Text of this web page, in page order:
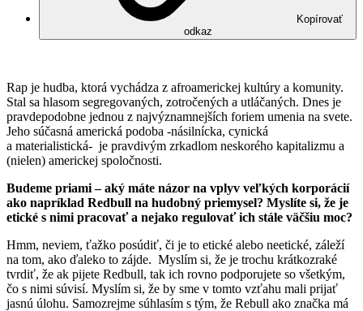
Kopírovať
odkaz
Rap je hudba, ktorá vychádza z afroamerickej kultúry a komunity.
Stal sa hlasom segregovaných, zotročených a utláčaných. Dnes je
pravdepodobne jednou z najvýznamnejších foriem umenia na svete.
Jeho súčasná americká podoba -násilnícka, cynická
a materialistická- je pravdivým zrkadlom neskorého kapitalizmu a
(nielen) americkej spoločnosti.
Budeme priami – aký máte názor na vplyv veľkých korporácií
ako napríklad Redbull na hudobný priemysel? Myslíte si, že je
etické s nimi pracovať a nejako regulovať ich stále väčšiu moc?
Hmm, neviem, ťažko posúdiť, či je to etické alebo neetické, záleží
na tom, ako ďaleko to zájde. Myslím si, že je trochu krátkozraké
tvrdiť, že ak pijete Redbull, tak ich rovno podporujete so všetkým,
čo s nimi súvisí. Myslím si, že by sme v tomto vzťahu mali prijať
jasnú úlohu. Samozrejme súhlasím s tým, že Rebull ako značka má